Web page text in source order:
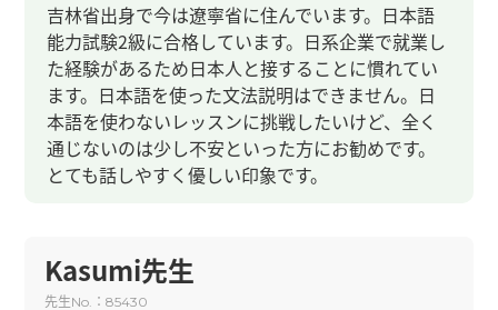
吉林省出身で今は遼寧省に住んでいます。日本語
能力試験2級に合格しています。日系企業で就業し
た経験があるため日本人と接することに慣れてい
ます。日本語を使った文法説明はできません。日
本語を使わないレッスンに挑戦したいけど、全く
通じないのは少し不安といった方にお勧めです。
とても話しやすく優しい印象です。
Kasumi先生
先生No. ：85430